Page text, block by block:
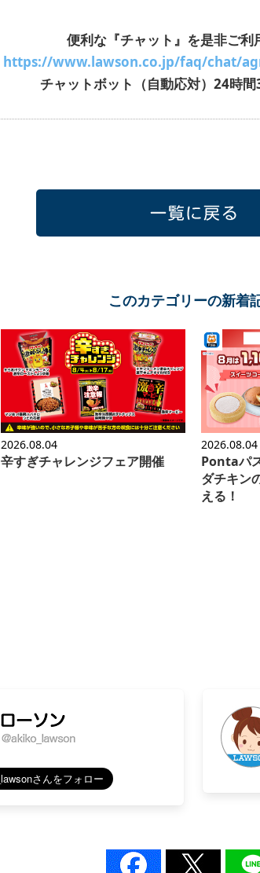
便利な『チャット』を是非ご利
https://www.lawson.co.jp/faq/chat/
チャットボット（自動応対）24時
このカテゴリーの新着
2026.08.04
辛すぎチャレンジフェア開催
2026.08.04
Pontaパ
ダチキン
える！